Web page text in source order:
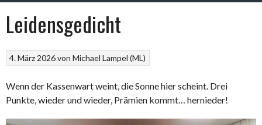
Leidensgedicht
4. März 2026vonMichael Lampel (ML)
Wenn der Kassenwart weint, die Sonne hier scheint. Drei
Punkte, wieder und wieder, Prämien kommt… hernieder!